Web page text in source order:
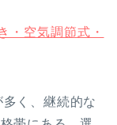
・空気調節式・
く、継続的な